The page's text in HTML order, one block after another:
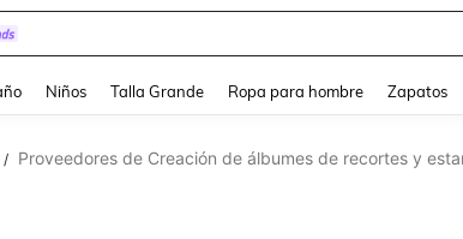
Niños Talla Grande Ropa para hombre Zapatos
/ Proveedores de Creación de álbumes de recortes y